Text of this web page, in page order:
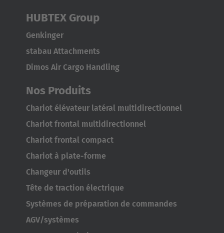
HUBTEX Group
Genkinger
stabau Attachments
Dimos Air Cargo Handling
Nos Produits
Chariot élévateur latéral multidirectionnel
Chariot frontal multidirectionnel
Chariot frontal compact
Chariot à plate-forme
Changeur d'outils
Tête de traction électrique
Systèmes de préparation de commandes
AGV/systèmes